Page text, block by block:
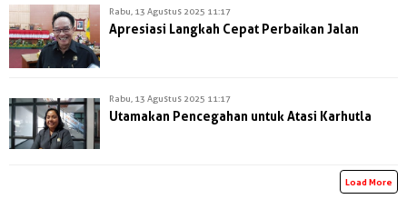
Rabu, 13 Agustus 2025 11:17
Apresiasi Langkah Cepat Perbaikan Jalan
Rabu, 13 Agustus 2025 11:17
Utamakan Pencegahan untuk Atasi Karhutla
Load More